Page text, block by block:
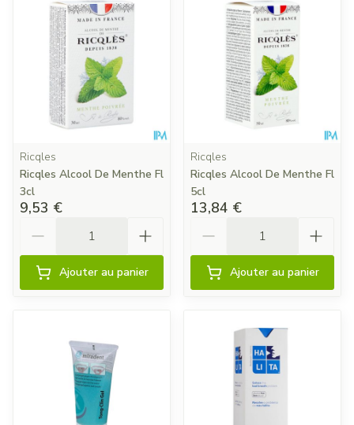
Ricqles
Ricqles Alcool De Menthe Fl
3cl
9,53 €
Ajouter au panier
Ricqles
Ricqles Alcool De Menthe Fl
5cl
13,84 €
Ajouter au panier